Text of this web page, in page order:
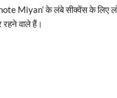
Miyan’ के लंबे सीक्वेंस के लिए
वाले हैं।